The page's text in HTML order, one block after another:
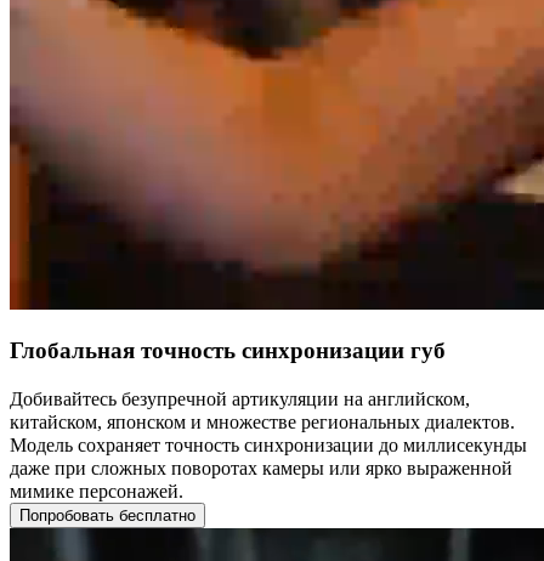
Глобальная точность синхронизации губ
Добивайтесь безупречной артикуляции на английском,
китайском, японском и множестве региональных диалектов.
Модель сохраняет точность синхронизации до миллисекунды
даже при сложных поворотах камеры или ярко выраженной
мимике персонажей.
Попробовать бесплатно